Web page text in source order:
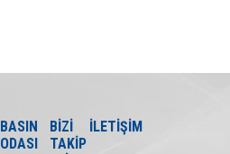
BASIN
ODASI
BİZİ
TAKİP
İLETİŞİM